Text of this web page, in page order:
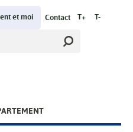
et moi Contact T+ T-